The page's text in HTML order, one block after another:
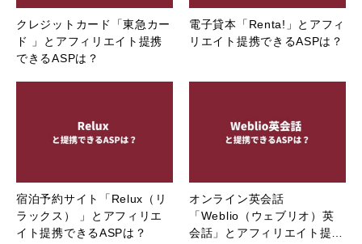
クレジットカード「東急カー
ド 」とアフィリエイト提携
できるASPは？
電子貸本「Renta!」とアフィ
リエイト提携できるASPは？
宿泊予約サイト「Relux（リ
ラックス） 」とアフィリエ
イト提携できるASPは？
オンライン英会話
「Weblio（ウェブリオ）英
会話」とアフィリエイト提…